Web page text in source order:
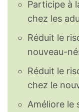
Participe à
chez les
Réduit le
nouveau-
Réduit le
chez le
Améliore le